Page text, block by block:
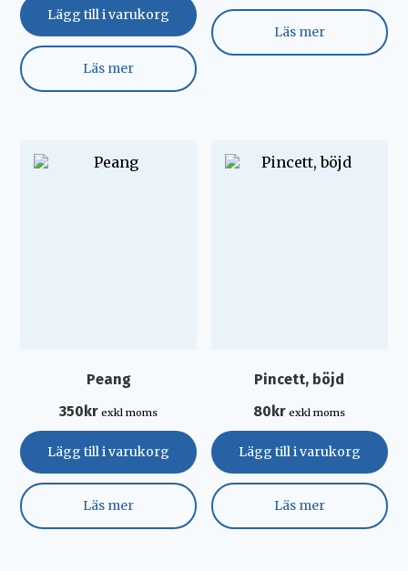
Lägg till i varukorg
Läs mer
Läs mer
Peang
350kr exkl moms
Lägg till i varukorg
Läs mer
Pincett, böjd
80kr exkl moms
Lägg till i varukorg
Läs mer